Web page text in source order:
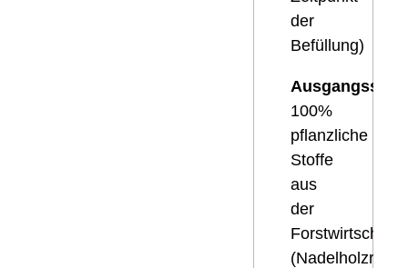
der
Befüllung)
100%
pflanzliche
Stoffe
aus
der
Forstwirtschaft